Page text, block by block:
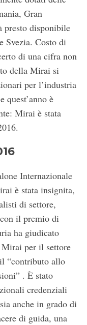
Gran
presto disponibile
Svezia. Costo di
di una cifra non
della Mirai si
per l’industria
quest’anno è
Mirai è stata
Internazionale
è stata insignita,
di settore,
il premio di
ha giudicato
per il settore
“contributo allo
. È stato
credenziali
anche in grado di
di guida, una